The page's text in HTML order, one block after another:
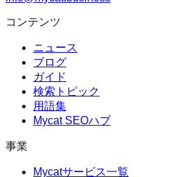
コンテンツ
ニュース
ブログ
ガイド
検索トピック
用語集
Mycat SEOハブ
事業
Mycatサービス一覧